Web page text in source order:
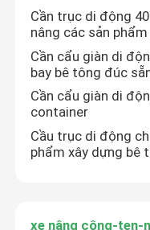
Tin tức
Yêu cầu báo giá
Tàu sân bay
Cần trục di động
nâng các sản
Cần cẩu giàn di
bay bê tông đúc
Cần cẩu giàn di
container
Cầu trục di động
phẩm xây dựng bê
xe nâng công-ten-